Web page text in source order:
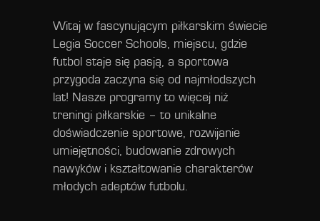
Witaj w fascynującym piłkarskim świecie
Legia Soccer Schools, miejscu, gdzie
futbol staje się pasją, a sportowa
przygoda zaczyna się od najmłodszych
lat! Nasze programy to więcej niż
treningi piłkarskie – to unikalne
doświadczenie sportowe, rozwijanie
umiejętności, budowanie zdrowych
nawyków i kształtowanie charakterów
młodych adeptów futbolu.